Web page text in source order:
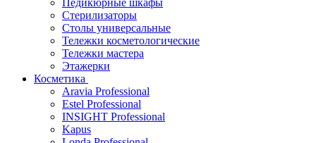
Педикюрные шкафы
Стерилизаторы
Столы универсальные
Тележки косметологические
Тележки мастера
Этажерки
Косметика
Aravia Professional
Estel Professional
INSIGHT Professional
Kapus